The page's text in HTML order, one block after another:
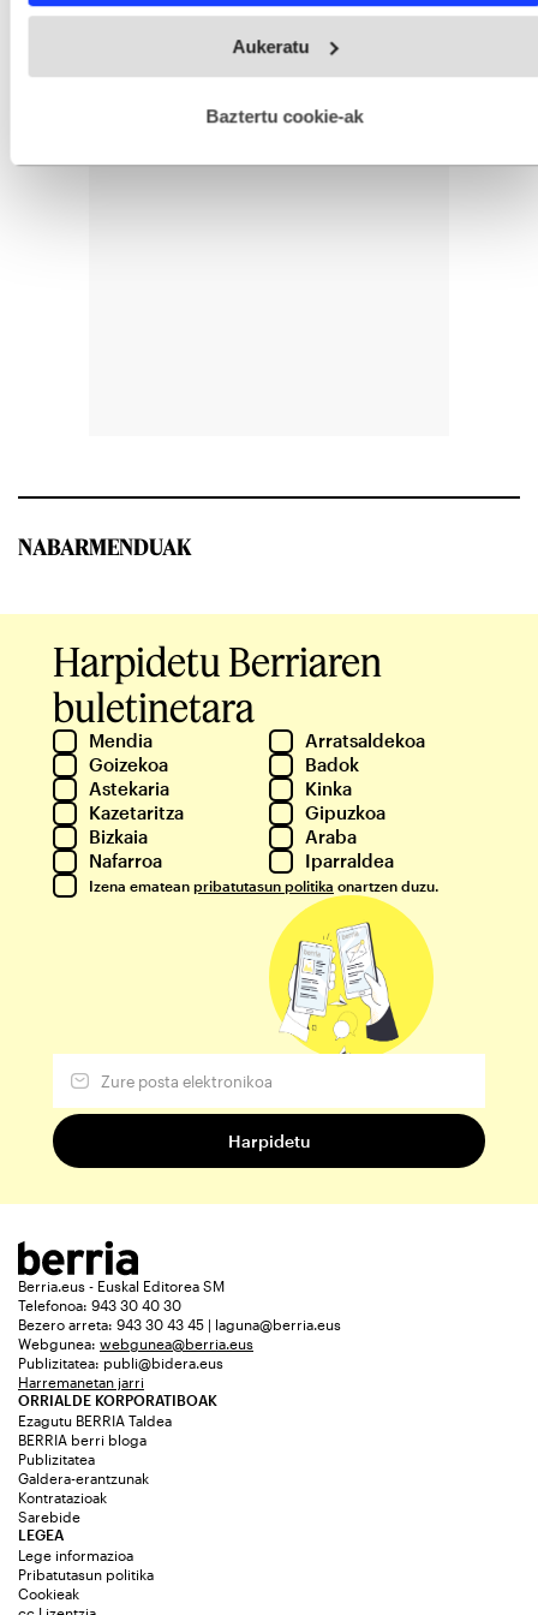
fitxategiak erabiltzen ditu. Zure esperientzia eta zerbitzuak
esplizitua ematen diguzu.Gehiago irakurri
Aukeratu
Baztertu cookie-ak
NABARMENDUAK
Harpidetu Berriaren
buletinetara
Mendia
Arratsaldekoa
Goizekoa
Badok
Astekaria
Kinka
Kazetaritza
Gipuzkoa
Bizkaia
Araba
Nafarroa
Iparraldea
Izena ematean pribatutasun politika onartzen duzu.
Berria.eus - Euskal Editorea SM
Telefonoa: 943 30 40 30
Bezero arreta: 943 30 43 45 | laguna@berria.eus
Webgunea: webgunea@berria.eus
Publizitatea: publi@bidera.eus
Harremanetan jarri
ORRIALDE KORPORATIBOAK
Ezagutu BERRIA Taldea
BERRIA berri bloga
Publizitatea
Galdera-erantzunak
Kontratazioak
Sarebide
LEGEA
Lege informazioa
Pribatutasun politika
Cookieak